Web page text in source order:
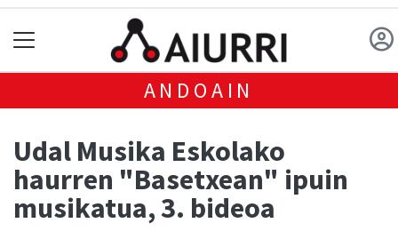
ANDOAIN
Udal Musika Eskolako
haurren "Basetxean" ipuin
musikatua, 3. bideoa